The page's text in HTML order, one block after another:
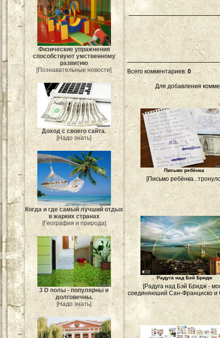
Физические упражнения
способствуют умственному
развитию
[Познавательные новости]
Доход с своего сайта.
[Надо знать]
Когда и где самый лучший отдых
в жарких странах
[География и природа]
3 D полы - популярны и
долговечны.
[Надо знать]
Всего комментариев: 0
Для добавления
Письмо ребёнка
[Письмо
Радуга над Бэй Бридж
[Радуга над Бэй Бридж -
соединяюший Сан-Франциско и